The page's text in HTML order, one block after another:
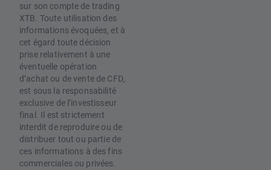
sur son compte de trading
XTB. Toute utilisation des
informations évoquées, et à
cet égard toute décision
prise relativement à une
éventuelle opération
d’achat ou de vente de CFD,
est sous la responsabilité
exclusive de l’investisseur
final. Il est strictement
interdit de reproduire ou de
distribuer tout ou partie de
ces informations à des fins
commerciales ou privées.